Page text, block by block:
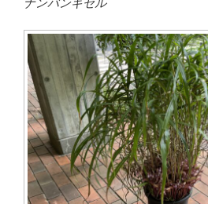
ナンバンギセル